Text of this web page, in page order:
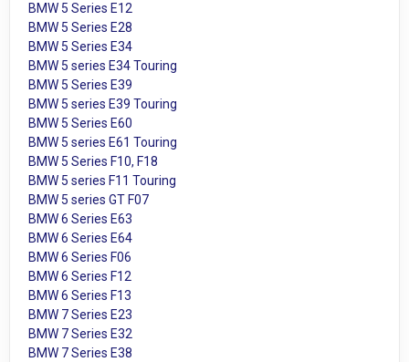
BMW 5 Series E12
BMW 5 Series E28
BMW 5 Series E34
BMW 5 series E34 Touring
BMW 5 Series E39
BMW 5 series E39 Touring
BMW 5 Series E60
BMW 5 series E61 Touring
BMW 5 Series F10, F18
BMW 5 series F11 Touring
BMW 5 series GT F07
BMW 6 Series E63
BMW 6 Series E64
BMW 6 Series F06
BMW 6 Series F12
BMW 6 Series F13
BMW 7 Series E23
BMW 7 Series E32
BMW 7 Series E38